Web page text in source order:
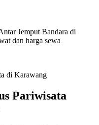
Jemput Bandara di
dan harga sewa
Pariwisata